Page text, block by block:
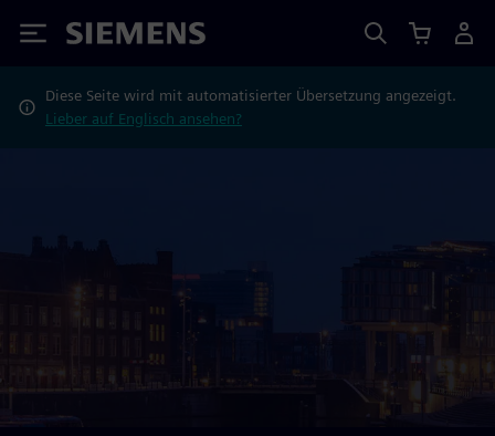
Siemens
Diese Seite wird mit automatisierter Übersetzung angezeigt.
Lieber auf Englisch ansehen?